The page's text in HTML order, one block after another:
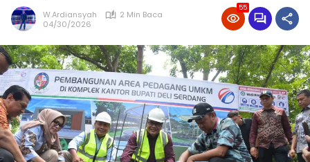
W.Ardiansyah
2 Min Baca
04/30/2026
55